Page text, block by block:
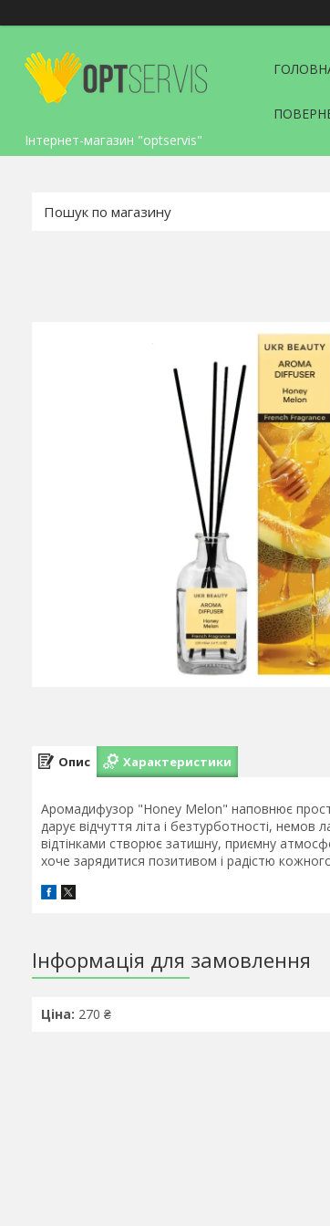
Інтернет-магазин "optservis"
Опис Характеристики
Аромадифузор "Honey Melon" наповнює
дарує відчуття літа і безтурботності,
відтінками створює затишну, приємну
хоче зарядитися позитивом і радістю
Інформація для замовлення
Ціна: 270 ₴